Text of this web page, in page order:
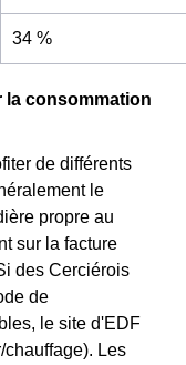
34 %
la consommation
de différents
le
propre au
sur la facture
des Cerciérois
de
le site d'EDF
chauffage). Les